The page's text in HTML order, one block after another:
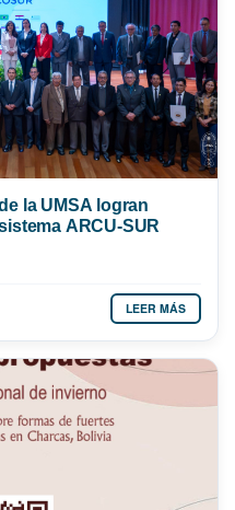
la UMSA logran
ARCU-SUR
LEER MÁS